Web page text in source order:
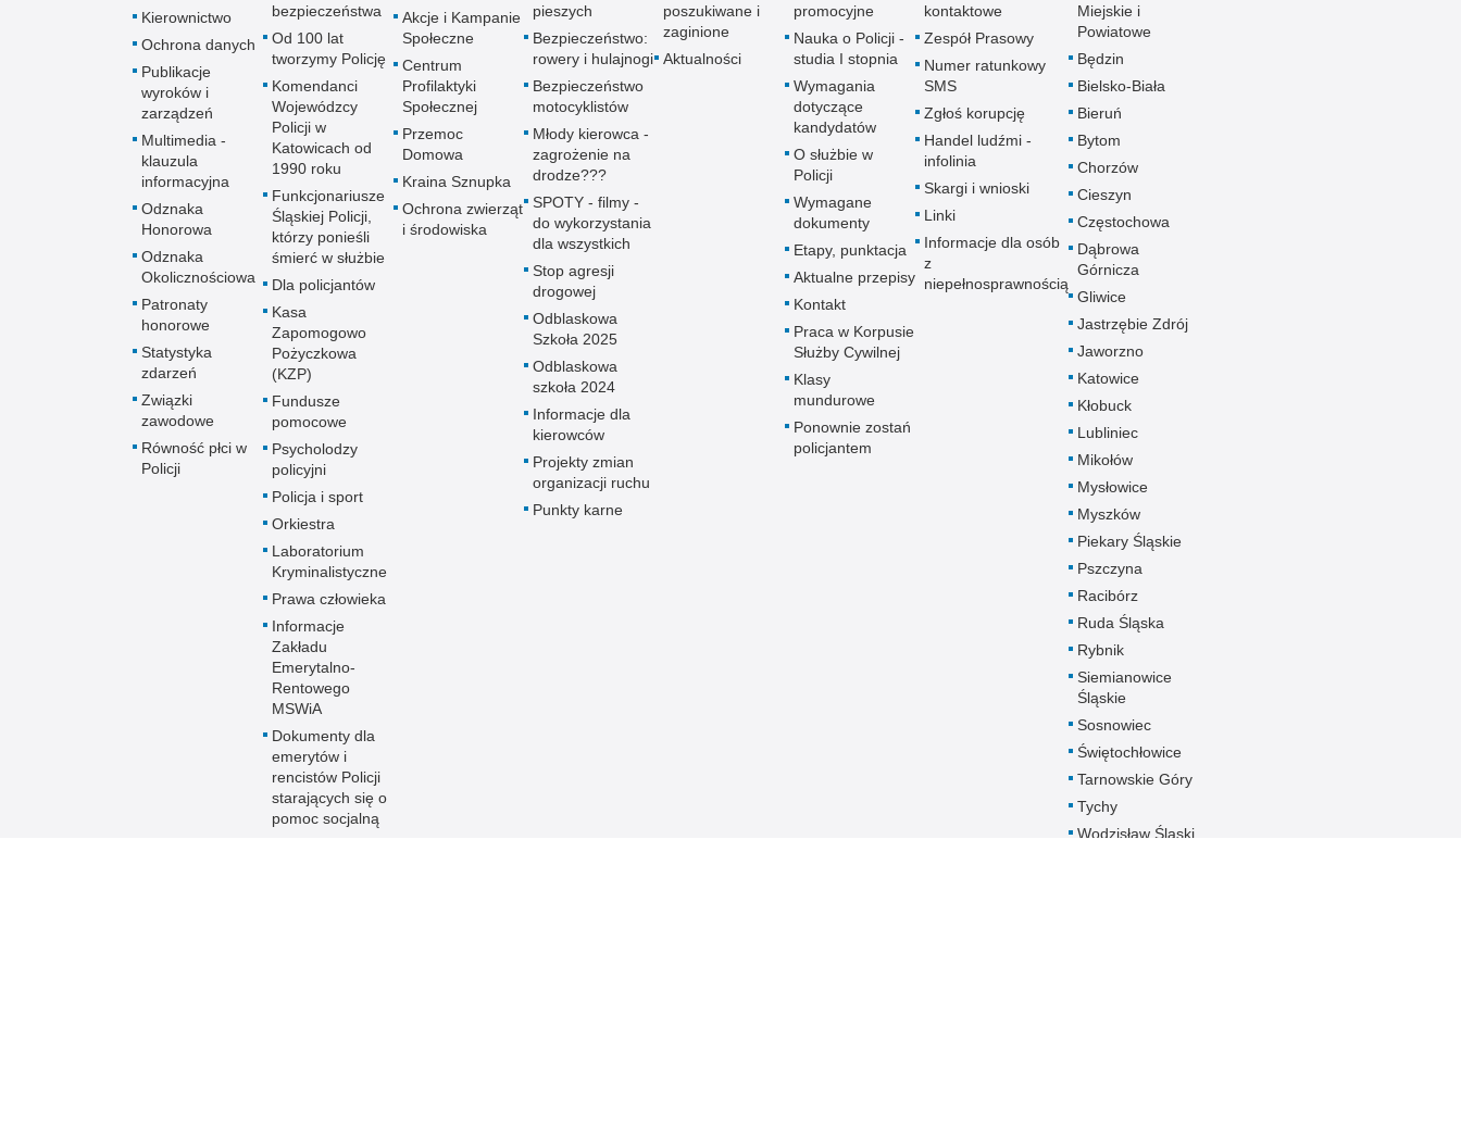
Kierownictwo
Ochrona danych
Publikacje
wyroków i
zarządzeń
Multimedia -
klauzula
informacyjna
Odznaka
Honorowa
Odznaka
Okolicznościowa
Patronaty
honorowe
Statystyka
zdarzeń
Związki
zawodowe
Równość płci w
Policji
bezpieczeństwa
Od 100 lat
tworzymy Policję
Komendanci
Wojewódzcy
Policji w
Katowicach od
1990 roku
Funkcjonariusze
Śląskiej Policji,
którzy ponieśli
śmierć w służbie
Dla policjantów
Kasa
Zapomogowo
Pożyczkowa
(KZP)
Fundusze
pomocowe
Psycholodzy
policyjni
Policja i sport
Orkiestra
Laboratorium
Kryminalistyczne
Prawa człowieka
Informacje
Zakładu
Emerytalno-
Rentowego
MSWiA
Dokumenty dla
emerytów i
rencistów Policji
starających się o
pomoc socjalną
Akcje i Kampanie
Społeczne
Centrum
Profilaktyki
Społecznej
Przemoc
Domowa
Kraina Sznupka
Ochrona zwierząt
i środowiska
pieszych
Bezpieczeństwo:
rowery i hulajnogi
Bezpieczeństwo
motocyklistów
Młody kierowca -
zagrożenie na
drodze???
SPOTY - filmy -
do wykorzystania
dla wszystkich
Stop agresji
drogowej
Odblaskowa
Szkoła 2025
Odblaskowa
szkoła 2024
Informacje dla
kierowców
Projekty zmian
organizacji ruchu
Punkty karne
poszukiwane i
zaginione
Aktualności
promocyjne
Nauka o Policji -
studia I stopnia
Wymagania
dotyczące
kandydatów
O służbie w
Policji
Wymagane
dokumenty
Etapy, punktacja
Aktualne przepisy
Kontakt
Praca w Korpusie
Służby Cywilnej
Klasy
mundurowe
Ponownie zostań
policjantem
kontaktowe
Zespół Prasowy
Numer ratunkowy
SMS
Zgłoś korupcję
Handel ludźmi -
infolinia
Skargi i wnioski
Linki
Informacje dla osób
z
niepełnosprawnością
Miejskie i
Powiatowe
Będzin
Bielsko-Biała
Bieruń
Bytom
Chorzów
Cieszyn
Częstochowa
Dąbrowa
Górnicza
Gliwice
Jastrzębie Zdrój
Jaworzno
Katowice
Kłobuck
Lubliniec
Mikołów
Mysłowice
Myszków
Piekary Śląskie
Pszczyna
Racibórz
Ruda Śląska
Rybnik
Siemianowice
Śląskie
Sosnowiec
Świętochłowice
Tarnowskie Góry
Tychy
Wodzisław Śląski